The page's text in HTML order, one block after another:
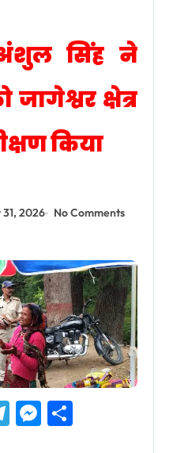
अंशुल सिंह ने
जागेश्वर क्षेत्र
किया
31, 2026 No Comments
Telegram
Messenger